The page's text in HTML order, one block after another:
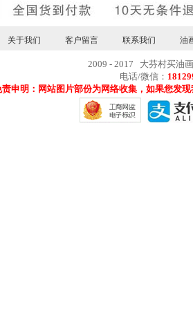
关于我们 客户留言 联系我们 油
2009 - 2017 大芬村买油
电话/微信：
责申明：网站图片部份为网络收集，如果您发